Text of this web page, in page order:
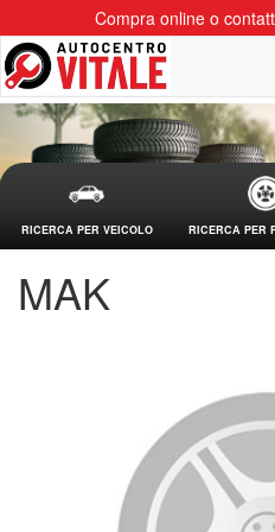
Compra online o
RICERCA PER VEICOLO RICERCA PER
MAK